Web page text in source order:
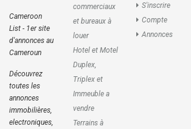
Cameroon
List - 1er site
d'annonces au
Cameroun
Découvrez
toutes les
annonces
immobilières,
electroniques,
commerciaux
et bureaux à
louer
Hotel et Motel
Duplex,
Triplex et
Immeuble a
vendre
Terrains à
S'inscrire
Compte
Annonces